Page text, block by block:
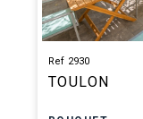
Ref 2930
TOULON